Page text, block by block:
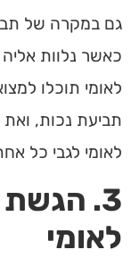
גם במקרה של
כאשר נלוות
לאומי תוכלו
תביעת נכות,
לאומי לגבי כל
3.
לאומי